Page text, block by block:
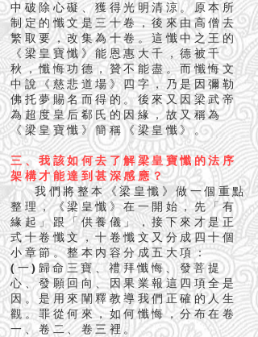
中破除心礙、獲得光明清涼。原本所
制定的懺文是三十卷，後來由高僧去
繁取要，改集為十卷。這懺中之王的
《梁皇寶懺》能恩惠大千，德被千
秋，懺悔功德，贊不能盡。而懺悔文
中說《慈悲道場》四字，乃是因彌勒
佛托夢賜名而得的。後來又因梁武帝
為超度皇后郗氏的因緣，故又稱為
《梁皇寶懺》簡稱《梁皇懺》。
三、我該如何去了解梁皇寶懺的法序
架構才能達到甚深感應？
我們將整本《梁皇懺》做一個重點
整理，《梁皇懺》在一開始，先「有
緣起」跟「供養儀」，接下來才是正
式十卷懺文，十卷懺文又分成四十個
小章節。整本内容分成五大項：
(一)歸命三寶、禮拜懺悔、發菩提
心、發願回向、因果業報這四項全是
因。是用來闡釋教導我們正確的人生
觀。罪從何來，如何懺悔，分布在卷
一、卷二、卷三裡。